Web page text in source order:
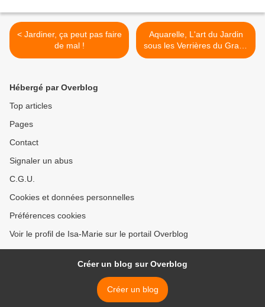
< Jardiner, ça peut pas faire
de mal !
Aquarelle, L'art du Jardin
sous les Verrières du Grand
Palais >
Hébergé par Overblog
Top articles
Pages
Contact
Signaler un abus
C.G.U.
Cookies et données personnelles
Préférences cookies
Voir le profil de Isa-Marie sur le portail Overblog
Créer un blog sur Overblog
Créer un blog